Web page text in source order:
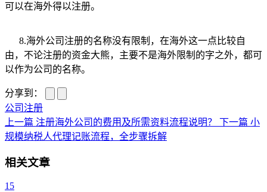
可以在海外得以注册。
8.海外公司注册的名称没有限制，在海外这一点比较自
由，不论注册的资金大熊，主要不是海外限制的字之外，都可
以作为公司的名称。
分享到：
公司注册
上一篇 注册海外公司的费用及所需资料流程说明？ 下一篇 小
规模纳税人代理记账流程，全步骤拆解
相关文章
15